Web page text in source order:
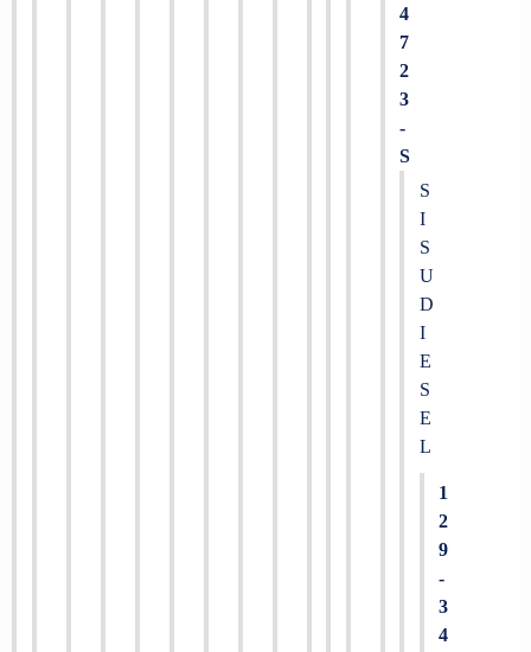
4
7
2
3
-
S
S
I
S
U
D
I
E
S
E
L
1
2
9
-
3
4